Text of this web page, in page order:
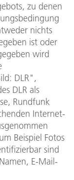
zu denen
nichts
ist oder
wird
DLR",
DLR als
Rundfunk
Internet-
Beispiel Fotos
sind
E-Mail-